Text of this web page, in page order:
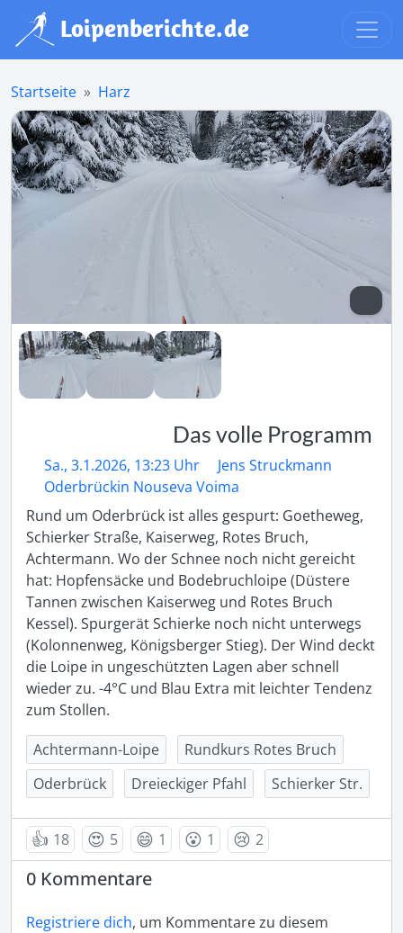
Startseite Harz
Das volle Programm
Sa., 3.1.2026, 13:23 Uhr
Jens Struckmann
Oderbrückin Nouseva Voima
Rund um Oderbrück ist alles gespurt: Goetheweg,
Schierker Straße, Kaiserweg, Rotes Bruch,
Achtermann. Wo der Schnee noch nicht gereicht
hat: Hopfensäcke und Bodebruchloipe (Düstere
Tannen zwischen Kaiserweg und Rotes Bruch
Kessel). Spurgerät Schierke noch nicht unterwegs
(Kolonnenweg, Königsberger Stieg). Der Wind deckt
die Loipe in ungeschützten Lagen aber schnell
wieder zu. -4°C und Blau Extra mit leichter Tendenz
zum Stollen.
Achtermann-Loipe
Rundkurs Rotes Bruch
Oderbrück
Dreieckiger Pfahl Schierker Str.
👍 18 😍 5 😄 1 😮 1 😢 2
0 Kommentare
Registriere dich, um Kommentare zu diesem